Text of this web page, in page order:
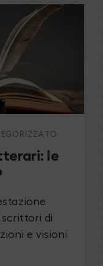
le
di
e visioni